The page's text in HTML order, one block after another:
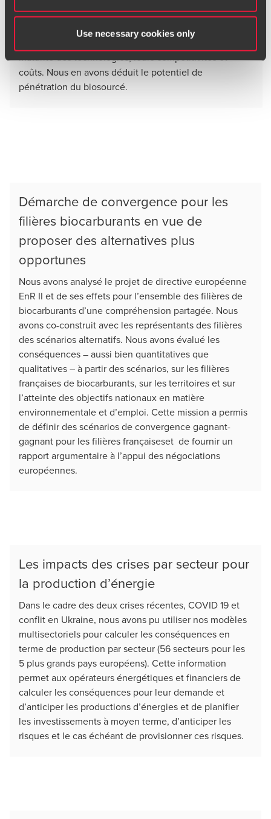
Use necessary cookies only
versus biocarburant, ainsi que la place pour la chimie.
Nous avons aussi analysé la demande en biosourcé
pour définir les marchés finaux, les dynamiques et la
maturité des technologies, leurs compétitivités et
coûts. Nous en avons déduit le potentiel de
pénétration du biosourcé.
Démarche de convergence pour les
filières biocarburants en vue de
proposer des alternatives plus
opportunes
Nous avons analysé le projet de directive européenne
EnR II et de ses effets pour l’ensemble des filières de
biocarburants d’une compréhension partagée. Nous
avons co-construit avec les représentants des filières
des scénarios alternatifs. Nous avons évalué les
conséquences – aussi bien quantitatives que
qualitatives – à partir des scénarios, sur les filières
françaises de biocarburants, sur les territoires et sur
l’atteinte des objectifs nationaux en matière
environnementale et d’emploi. Cette mission a permis
de définir des scénarios de convergence gagnant-
gagnant pour les filières françaiseset de fournir un
rapport argumentaire à l’appui des négociations
européennes.
Les impacts des crises par secteur pour
la production d’énergie
Dans le cadre des deux crises récentes, COVID 19 et
conflit en Ukraine, nous avons pu utiliser nos modèles
multisectoriels pour calculer les conséquences en
terme de production par secteur (56 secteurs pour les
5 plus grands pays européens). Cette information
permet aux opérateurs énergétiques et financiers de
calculer les conséquences pour leur demande et
d’anticiper les productions d’énergies et de planifier
les investissements à moyen terme, d’anticiper les
risques et le cas échéant de provisionner ces risques.